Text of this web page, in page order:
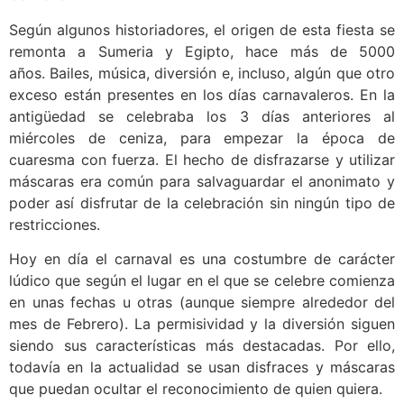
Según algunos historiadores, el origen de esta fiesta se
remonta a Sumeria y Egipto, hace más de 5000
años. Bailes, música, diversión e, incluso, algún que otro
exceso están presentes en los días carnavaleros. En la
antigüedad se celebraba los 3 días anteriores al
miércoles de ceniza, para empezar la época de
cuaresma con fuerza. El hecho de disfrazarse y utilizar
máscaras era común para salvaguardar el anonimato y
poder así disfrutar de la celebración sin ningún tipo de
restricciones.
Hoy en día el carnaval es una costumbre de carácter
lúdico que según el lugar en el que se celebre comienza
en unas fechas u otras (aunque siempre alrededor del
mes de Febrero). La permisividad y la diversión siguen
siendo sus características más destacadas. Por ello,
todavía en la actualidad se usan disfraces y máscaras
que puedan ocultar el reconocimiento de quien quiera.